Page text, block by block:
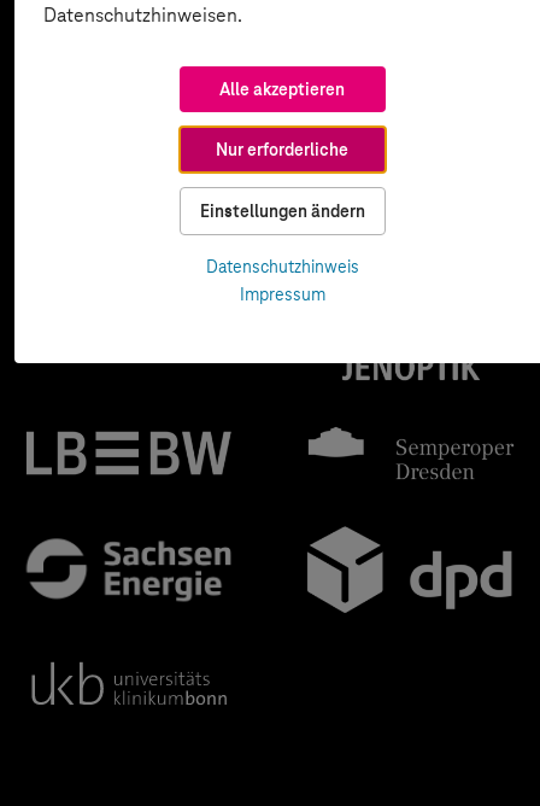
Datenschutzhinweisen.
Alle akzeptieren
Nur erforderliche
Einstellungen ändern
Datenschutzhinweis
Impressum